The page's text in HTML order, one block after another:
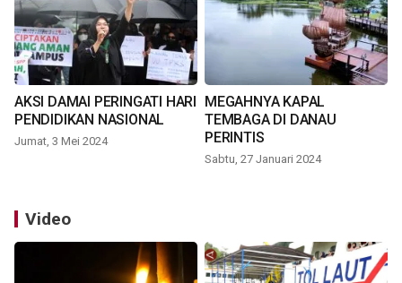
AKSI DAMAI PERINGATI HARI
PENDIDIKAN NASIONAL
Jumat, 3 Mei 2024
MEGAHNYA KAPAL
TEMBAGA DI DANAU
PERINTIS
Sabtu, 27 Januari 2024
Video